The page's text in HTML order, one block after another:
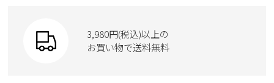
moz
Parade
new balance3,980円(税込)以上の
お買い物で送料無料